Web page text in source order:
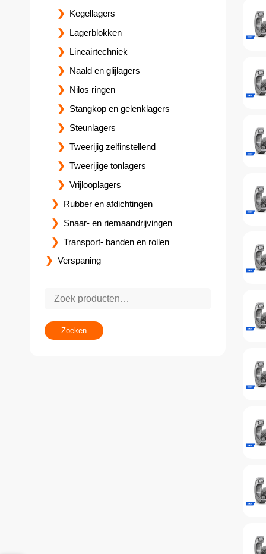
Kegellagers
Lagerblokken
Lineairtechniek
Naald en glijlagers
Nilos ringen
Stangkop en gelenklagers
Steunlagers
Tweerijig zelfinstellend
Tweerijige tonlagers
Vrijlooplagers
Rubber en afdichtingen
Snaar- en riemaandrijvingen
Transport- banden en rollen
Verspaning
Zoeken